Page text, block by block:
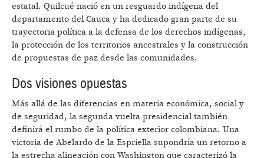
estatal. Quilcué nació en un resguardo indígena del
departamento del Cauca y ha dedicado gran parte de su
trayectoria política a la defensa de los derechos indígenas,
la protección de los territorios ancestrales y la construcción
de propuestas de paz desde las comunidades.
Dos visiones opuestas
Más allá de las diferencias en materia económica, social y
de seguridad, la segunda vuelta presidencial también
definirá el rumbo de la política exterior colombiana. Una
victoria de Abelardo de la Espriella supondría un retorno a
la estrecha alineación con Washington que caracterizó la